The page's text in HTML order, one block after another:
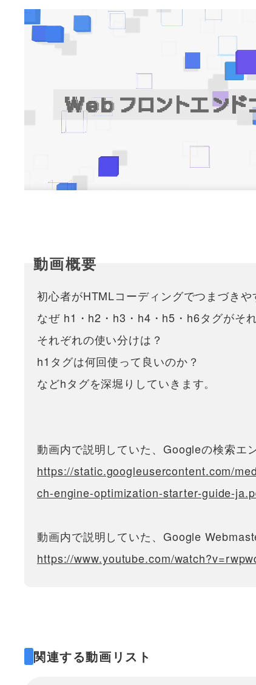
初心者がHTMLコーディングでつまづきや
なぜ h1・h2・h3・h4・h5・h6タグがそ
それぞれの使い分けは？
h1タグは何回使って良いのか？
などhタグを深堀りしていきます。
動画内で説明していた、Googleの検索エ
https://static.googleusercontent.com/
ch-engine-optimization-starter-guide-
動画内で説明していた、Google
https://www.youtube.com/
関連する動画リスト